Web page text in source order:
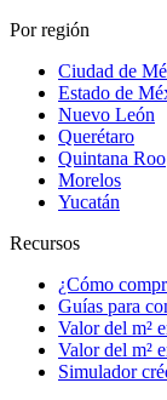
Por región
Ciudad de
Estado de
Nuevo León
Querétaro
Quintana Roo
Morelos
Yucatán
Recursos
¿Cómo
Guías para
Valor del m²
Valor del m²
Simulador